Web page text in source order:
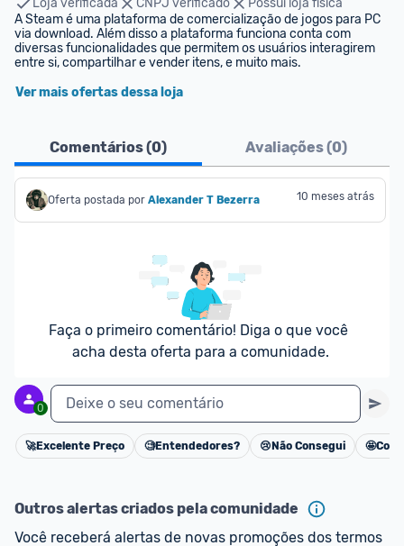
Loja verificada
CNPJ verificado
Possui loja física
A Steam é uma plataforma de comercialização de jogos para PC
via download. Além disso a plataforma funciona conta com
diversas funcionalidades que permitem os usuários interagirem
entre si, compartilhar e vender itens, e muito mais.
Ver mais ofertas dessa loja
Comentários (0) Avaliações (0)
Oferta postada por Alexander T Bezerra 10 meses atrás
Faça o primeiro comentário! Diga o que você
acha desta oferta para a comunidade.
0 Deixe o seu comentário
Cancelar
🚀Excelente Preço 🧐Entendedores? 😢 Não Consegui 🤩
Outros alertas criados pela comunidade
Você receberá alertas de novas promoções dos termos